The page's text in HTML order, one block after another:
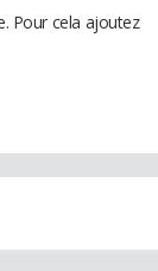
Pour cela ajoutez